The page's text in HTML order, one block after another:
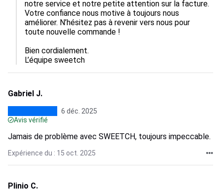
notre service et notre petite attention sur la facture.
Votre confiance nous motive à toujours nous
améliorer. N’hésitez pas à revenir vers nous pour
toute nouvelle commande !
Bien cordialement.
L’équipe sweetch
Gabriel J.
6 déc. 2025
Avis vérifié
Jamais de problème avec SWEETCH, toujours impeccable.
Expérience du : 15 oct. 2025
Plinio C.